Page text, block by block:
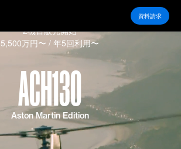
資料請求
ACH130
Aston Martin Edition
2機目販売開始
5,500万円〜 / 年5回利用〜